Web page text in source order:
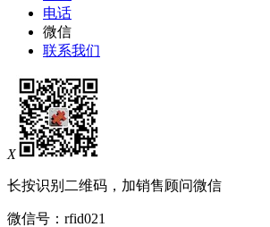
电话
微信
联系我们
X
长按识别二维码，加销售顾问微信
微信号： rfid021